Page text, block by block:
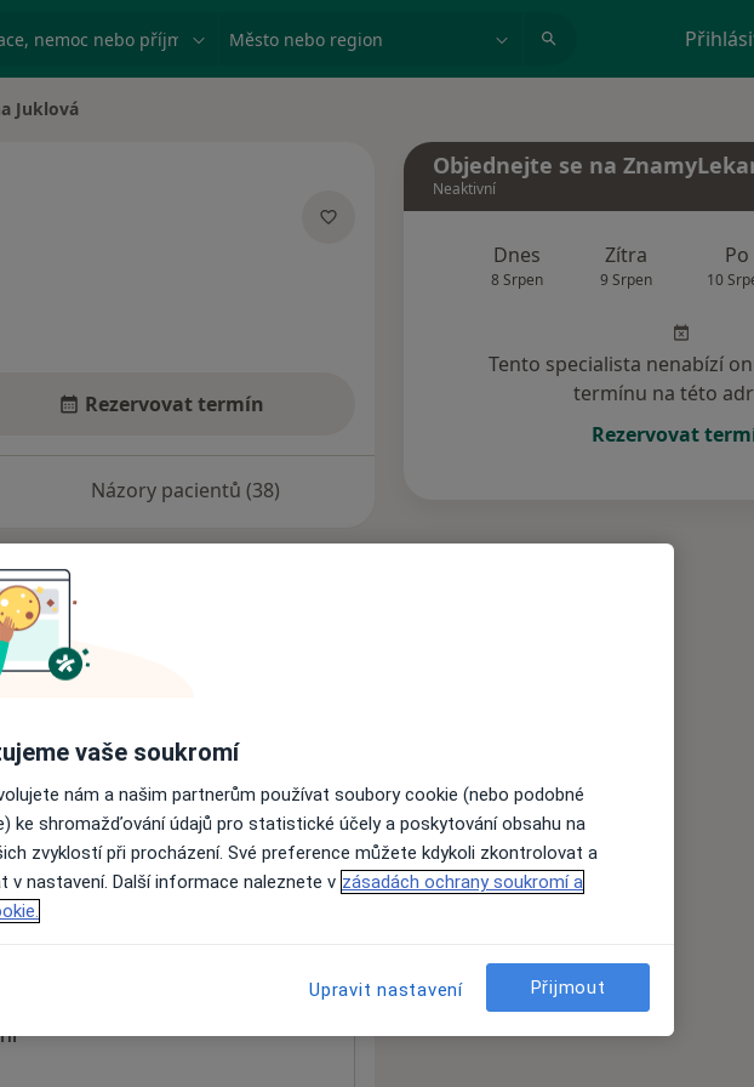
nemoc nebo příjmení Město nebo region
Juklová
Rezervovat termín
Názory pacientů (38)
nejsou k dispozici
informace o svých službách.
Objednejte se na
Neaktivní
Dnes
8 Srpen
Zítra
9 Srpen
Po
10
Tento specialista nenabízí
termínu na této
Rezervovat
vaše soukromí
nám a našim partnerům používat soubory cookie (nebo podobné
ke shromažďování údajů pro statistické účely a poskytování obsahu na
zvyklostí při procházení. Své preference můžete kdykoli zkontrolovat a
v nastavení. Další informace naleznete v zásadách ochrany soukromí a
Upravit nastavení Přijmout